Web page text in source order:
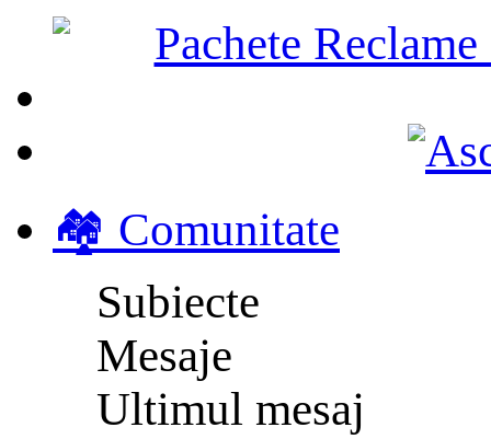
🏘️ Comunitate
Subiecte
Mesaje
Ultimul mesaj